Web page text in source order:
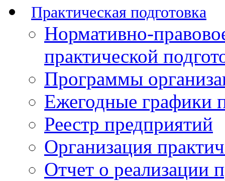
Практическая подготовка
Нормативно-
практической
Программы
Ежегодные графики
Реестр предприятий
Организация
Отчет о реализации